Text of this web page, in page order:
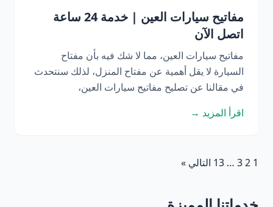
مفاتيح سيارات العين | خدمة 24 ساعة
اتصل الآن
مفاتيح سيارات العين، مما لا شك فيه بأن مفتاح
السيارة لا يقل أهمية عن مفتاح المنزل، لذلك سنتحدث
في مقالنا عن تصليح مفاتيح سيارات العين،
اقرأ المزيد →
1
2
3
…
13 التالي »